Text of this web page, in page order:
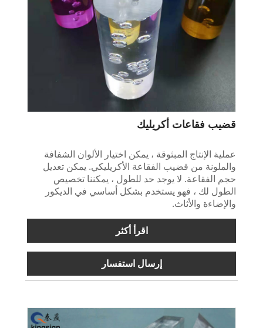
قضيب فقاعات أكريليك
عملية الإنتاج المبثوقة ، يمكن اختيار الألوان الشفافة
والملونة من قضيب الفقاعة الأكريليكي. يمكن تعديل
حجم الفقاعة. لا يوجد حد للطول ، يمكننا تخصيص
الطول لك ، فهو يستخدم بشكل أساسي في الديكور
والإضاءة والأثاث.
اقرأ أكثر
إرسال استفسار